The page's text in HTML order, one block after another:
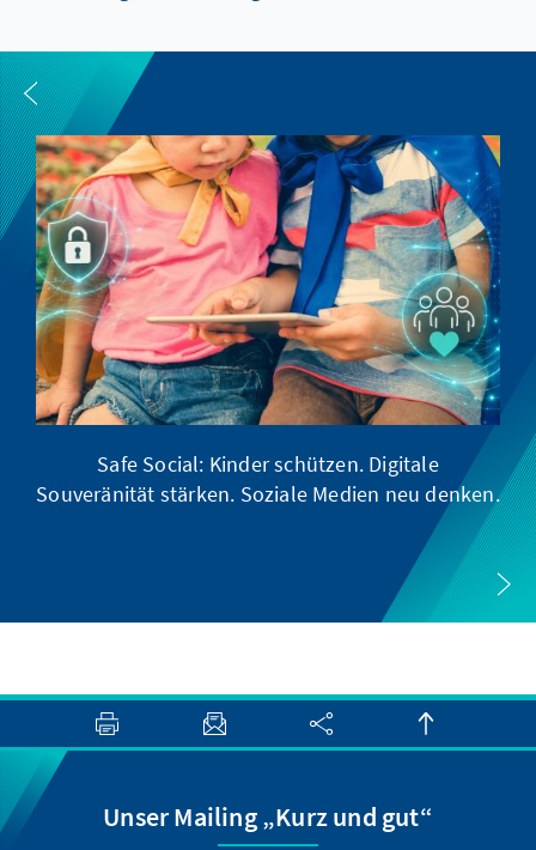
Safe Social: Kinder schützen. Digitale
Souveränität stärken. Soziale Medien neu denken.
Unser Mailing „Kurz und gut“